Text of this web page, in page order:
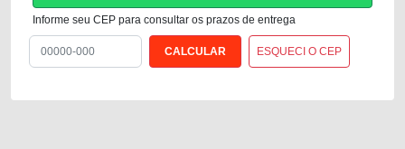
Informe seu CEP para consultar os prazos de entrega
ESQUECI O CEP